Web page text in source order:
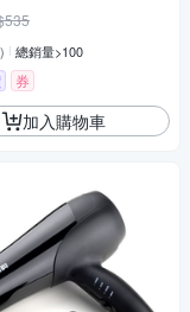
) 總銷量>100
券
加入購物車